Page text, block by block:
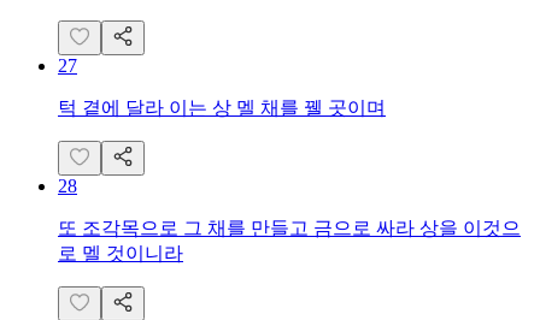
27
턱 곁에 달라 이는 상 멜 채를 꿸 곳이며
28
또 조각목으로 그 채를 만들고 금으로 싸라 상을 이것으
로 멜 것이니라